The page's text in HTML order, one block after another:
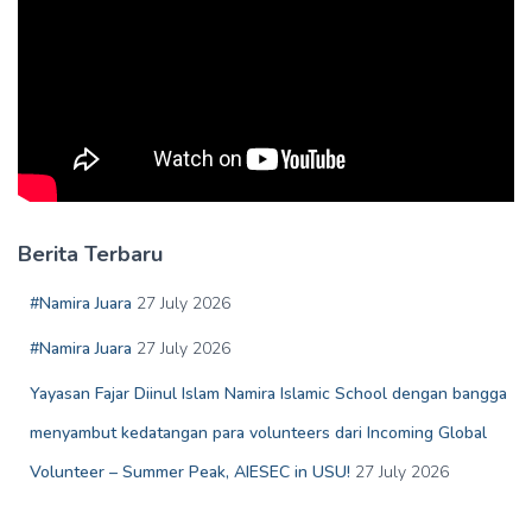
Berita Terbaru
#Namira Juara 27 July 2026
#Namira Juara 27 July 2026
Yayasan Fajar Diinul Islam Namira Islamic School dengan bangga
menyambut kedatangan para volunteers dari Incoming Global
Volunteer – Summer Peak, AIESEC in USU! 27 July 2026